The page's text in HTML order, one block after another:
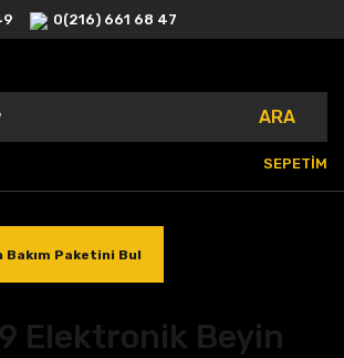
0(216) 661 68 47
ARA
SEPETİM
Bakım Paketini Bul
Elektronik Beyin